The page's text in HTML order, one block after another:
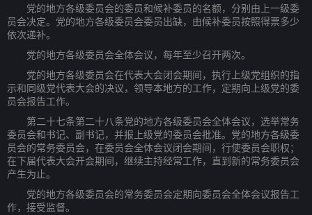
党的地方各级委员会的委员和候补委员的名额，分别由上一级委
员会决定。党的地方各级委员会委员出缺，由候补委员按照得票多少
依次递补。
党的地方各级委员会全体会议，每年至少召开两次。
党的地方各级委员会在代表大会闭会期间，执行上级党组织的指
示和同级党代表大会的决议，领导本地方的工作，定期向上级党的委
员会报告工作。
第二十七条第二十八条党的地方各级委员会全体会议，选举常务
委员会和书记、副书记，并报上级党的委员会批准。党的地方各级委
员会的常务委员会，在委员会全体会议闭会期间，行使委员会职权；
在下届代表大会开会期间，继续主持经常工作，直到新的常务委员会
产生为止。
党的地方各级委员会的常务委员会定期向委员会全体会议报告工
作，接受监督。